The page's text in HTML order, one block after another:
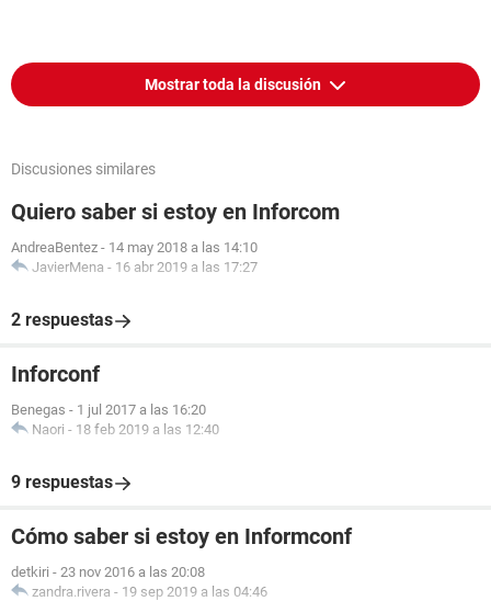
Mostrar toda la discusión
Discusiones similares
Quiero saber si estoy en Inforcom
AndreaBentez - 14 may 2018 a las 14:10
JavierMena - 16 abr 2019 a las 17:27
2 respuestas
Inforconf
Benegas - 1 jul 2017 a las 16:20
Naori - 18 feb 2019 a las 12:40
9 respuestas
Cómo saber si estoy en Informconf
detkiri - 23 nov 2016 a las 20:08
zandra.rivera - 19 sep 2019 a las 04:46